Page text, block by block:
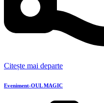
Citește mai departe
Eveniment-OUL MAGIC